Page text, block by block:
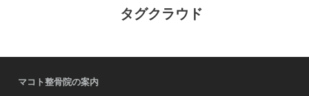
タグクラウド
マコト整骨院の案内